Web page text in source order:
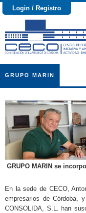
Login / Registro
GRUPO MARIN
GRUPO MARIN se
En la sede de CECO,
empresarios de Córdoba,
CONSOLIDA, S.L. han